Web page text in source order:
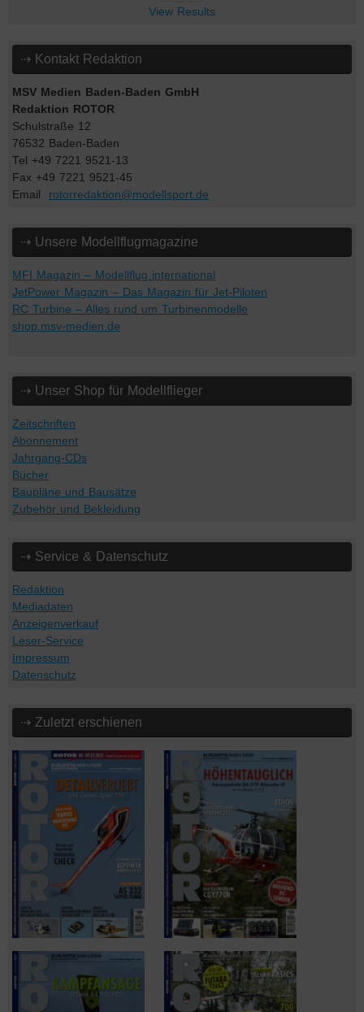
View Results
⇢ Kontakt Redaktion
MSV Medien Baden-Baden GmbH
Redaktion ROTOR
Schulstraße 12
76532 Baden-Baden
Tel +49 7221 9521-13
Fax +49 7221 9521-45
Email rotorredaktion@modellsport.de
⇢ Unsere Modellflugmagazine
MFI Magazin – Modellflug international
JetPower Magazin – Das Magazin für Jet-Piloten
RC Turbine – Alles rund um Turbinenmodelle
shop.msv-medien.de
⇢ Unser Shop für Modellflieger
Zeitschriften
Abonnement
Jahrgang-CDs
Bücher
Baupläne und Bausätze
Zubehör und Bekleidung
⇢ Service & Datenschutz
Redaktion
Mediadaten
Anzeigenverkauf
Leser-Service
Impressum
Datenschutz
⇢ Zuletzt erschienen